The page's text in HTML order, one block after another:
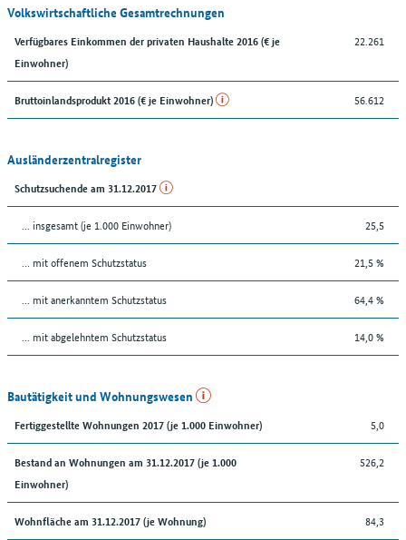
Volkswirtschaftliche Gesamtrechnungen
Verfügbares Einkommen der privaten Haushalte 2016 (€ je
Einwohner)
22.261
Bruttoinlandsprodukt 2016 (€ je Einwohner) 56.612
Ausländerzentralregister
Schutzsuchende am 31.12.2017
... insgesamt (je 1.000 Einwohner) 25,5
… mit offenem Schutzstatus 21,5 %
... mit anerkanntem Schutzstatus 64,4 %
... mit abgelehntem Schutzstatus 14,0 %
Bautätigkeit und Wohnungswesen
Fertiggestellte Wohnungen 2017 (je 1.000 Einwohner) 5,0
Bestand an Wohnungen am 31.12.2017 (je 1.000
Einwohner)
526,2
Wohnfläche am 31.12.2017 (je Wohnung) 84,3